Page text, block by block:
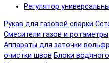
Регулятор
Рукав для газовой сварки
Смесители газов и ротаметры
Аппараты для заточки
очистки швов Блоки